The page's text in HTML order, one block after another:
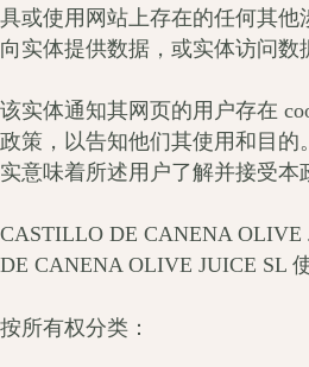
具或使用网站上存在的任何其他
向实体提供数据，或实体访问数
该实体通知其网页的用户存在
政策，以告知他们其使用和目的
实意味着所述用户了解并接受本
CASTILLO DE CANENA OLIVE
DE CANENA OLIVE JUICE SL
按所有权分类：